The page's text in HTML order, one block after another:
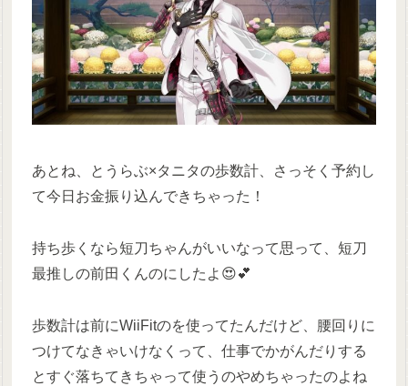
あとね、とうらぶ×タニタの歩数計、さっそく予約し
て今日お金振り込んできちゃった！
持ち歩くなら短刀ちゃんがいいなって思って、短刀
最推しの前田くんのにしたよ😍💕
歩数計は前にWiiFitのを使ってたんだけど、腰回りに
つけてなきゃいけなくって、仕事でかがんだりする
とすぐ落ちてきちゃって使うのやめちゃったのよね